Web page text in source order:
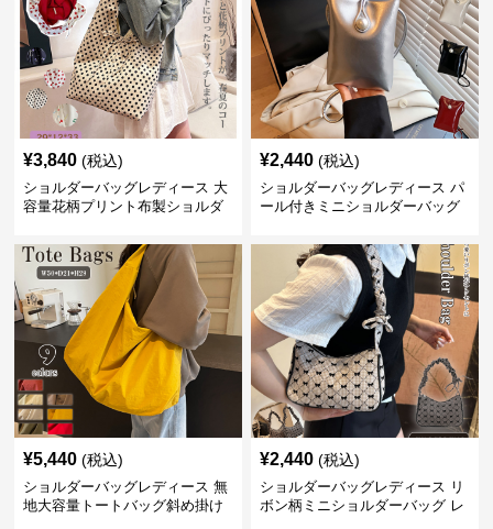
¥3,840 (税込)
ショルダーバッグレディース 大
容量花柄プリント布製ショルダ
¥2,440 (税込)
ショルダーバッグレディース パ
ール付きミニショルダーバッグ
¥5,440 (税込)
ショルダーバッグレディース 無
地大容量トートバッグ斜め掛け
¥2,440 (税込)
ショルダーバッグレディース リ
ボン柄ミニショルダーバッグ レ